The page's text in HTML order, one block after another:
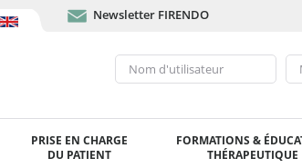
Newsletter FIRENDO
PRISE EN CHARGE
DU PATIENT
FORMATIONS &
THÉRAPEUTIQUE